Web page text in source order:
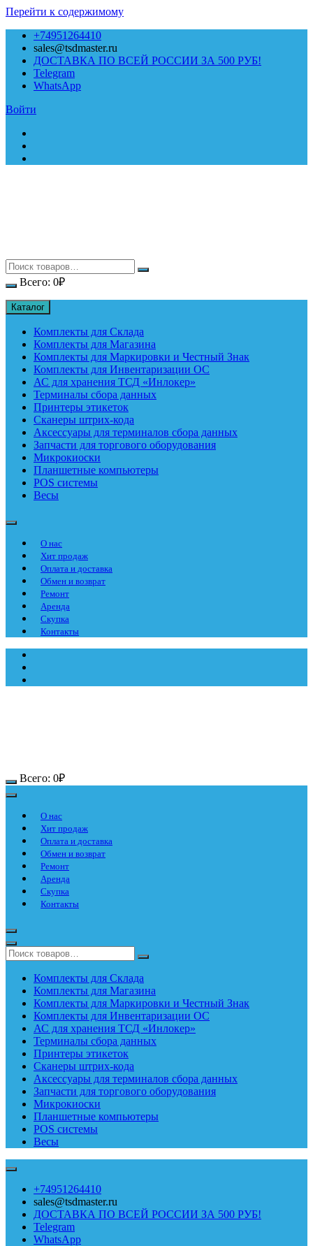
Перейти к содержимому
+74951264410
sales@tsdmaster.ru
ДОСТАВКА ПО ВСЕЙ РОССИИ ЗА 500 РУБ!
Telegram
WhatsApp
Войти
Всего: 0₽
Каталог
Комплекты для Склада
Комплекты для Магазина
Комплекты для Маркировки и Честный Знак
Комплекты для Инвентаризации ОС
АС для хранения ТСД «Инлокер»
Терминалы сбора данных
Принтеры этикеток
Сканеры штрих-кода
Аксессуары для терминалов сбора данных
Запчасти для торгового оборудования
Микрокиоски
Планшетные компьютеры
POS системы
Весы
О нас
Хит продаж
Оплата и доставка
Обмен и возврат
Ремонт
Аренда
Скупка
Контакты
Всего: 0₽
О нас
Хит продаж
Оплата и доставка
Обмен и возврат
Ремонт
Аренда
Скупка
Контакты
Комплекты для Склада
Комплекты для Магазина
Комплекты для Маркировки и Честный Знак
Комплекты для Инвентаризации ОС
АС для хранения ТСД «Инлокер»
Терминалы сбора данных
Принтеры этикеток
Сканеры штрих-кода
Аксессуары для терминалов сбора данных
Запчасти для торгового оборудования
Микрокиоски
Планшетные компьютеры
POS системы
Весы
+74951264410
sales@tsdmaster.ru
ДОСТАВКА ПО ВСЕЙ РОССИИ ЗА 500 РУБ!
Telegram
WhatsApp